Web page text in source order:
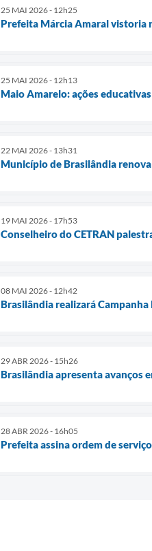
25 MAI 2026 - 12h25
Prefeita Márcia Amaral vistoria
25 MAI 2026 - 12h13
Maio Amarelo: ações
22 MAI 2026 - 13h31
Município de Brasilândia
19 MAI 2026 - 17h53
Conselheiro do CETRAN
08 MAI 2026 - 12h42
Brasilândia realizará
29 ABR 2026 - 15h26
Brasilândia apresenta avanços
28 ABR 2026 - 16h05
Prefeita assina ordem de